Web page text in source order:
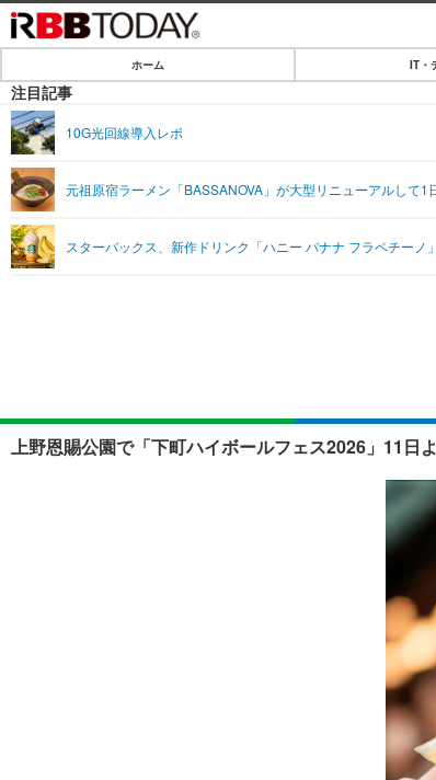
IT・デジタル
ショッピング
SPEED TEST
エンタメ
エンタメTOP
ショッピング
ライフ
ホーム IT・
注目記事
10G光回線導入レポ
元祖原宿ラーメン「BASSANOVA」が大型リニューアルして
スターバックス、新作ドリンク「ハニー バナナ フラペチーノ
上野恩賜公園で「下町ハイボールフェス2026」11日